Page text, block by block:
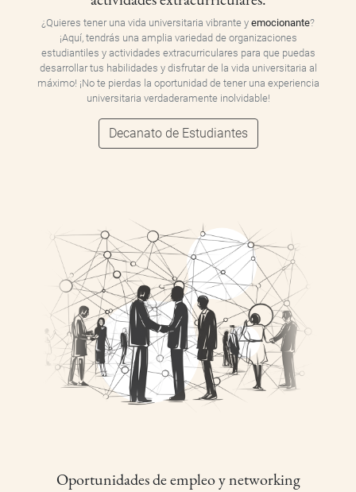
¿Quieres tener una vida universitaria vibrante y emocionante?
¡Aquí, tendrás una amplia variedad de organizaciones
estudiantiles y actividades extracurriculares para que puedas
desarrollar tus habilidades y disfrutar de la vida universitaria al
máximo! ¡No te pierdas la oportunidad de tener una experiencia
universitaria verdaderamente inolvidable!
Decanato de Estudiantes
Oportunidades de empleo y networking